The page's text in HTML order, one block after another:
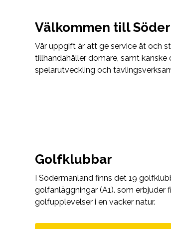
Välkommen till
Vår uppgift är att ge service åt och
tillhandahåller domare, samt
spelarutveckling och
Golfklubbar
I Södermanland finns det 19
golfanläggningar (A1). som erbjuder
golfupplevelser i en vacker natur.